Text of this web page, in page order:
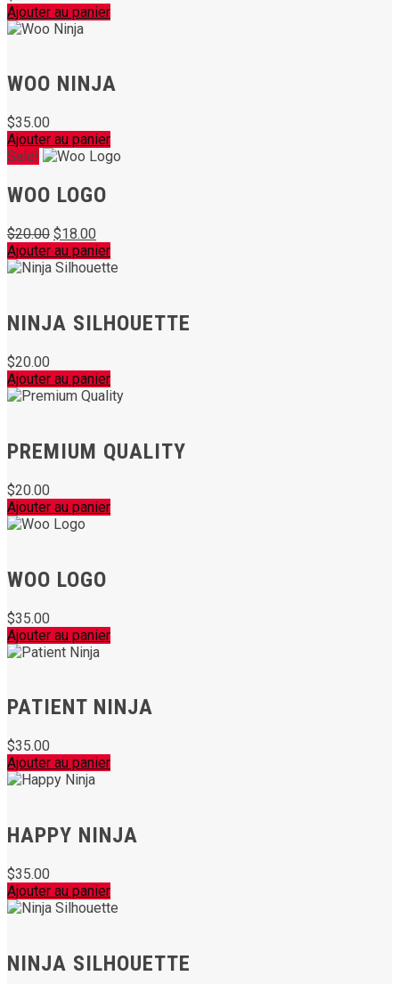
Ajouter au panier
WOO NINJA
$35.00
Ajouter au panier
Sale!
WOO LOGO
$20.00 Le
prix
initial
$18.00
prix
actuel
Ajouter au panier
NINJA SILHOUETTE
$20.00
Ajouter au panier
PREMIUM QUALITY
$20.00
Ajouter au panier
WOO LOGO
$35.00
Ajouter au panier
PATIENT NINJA
$35.00
Ajouter au panier
HAPPY NINJA
$35.00
Ajouter au panier
NINJA SILHOUETTE